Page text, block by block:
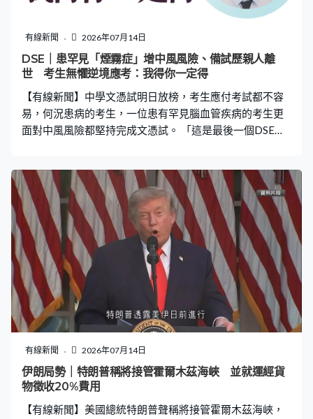
有線新聞 2026年07月14日
DSE｜患罕見「煙霧症」增中風風險、備試歷親人離
世 考生無懼逆境應考：我得你一定得
【有線新聞】中學文憑試明日放榜，考生應付考試都不容
易，何況患病的考生，一位患有罕見腦血管疾病的考生更
面對中風風險都堅持完成文憑試。 「這是最後一個DSE作
力過大隨時有機會誘發中風，應考文憑試對他而言是個沉
重負擔。 陳家浩：「這是一個發呆的腦，紅色是代表血
管，如果很大壓力，血管是不同粗幼。」視藝是家浩最拿
手的科目，每件作品都是他情緒出口。陳家浩：「不能做
運動，對學習有影響。有時候不記得事情，我不能預測自
己身體狀況，總是覺得很累，有時候會頭痛。」 周老師是
家浩的班主任，任教三年來一步步扶持他。班主任周紫
雯：「他很喜歡挑戰自己，對自己有要求，希望自己可以
做到。從我第一年做他的中文老師，只寫到百多字的文
章，到文憑試先不說成績如何，他是真的做到六百多字，
他是真的完成到。」 年初備試更經歷親人離世，家浩都一
一挺過去。陳家浩：「慢慢來，如果壓力很大，去做喜歡
的事。給自己太大壓力會對身心靈健康不好，我得你一定
有線新聞 2026年07月14日
伊朗局勢｜特朗普稱將接管霍爾木茲海峽 並就運經貨
物徵收20%費用
【有線新聞】美國總統特朗普聲稱將接管霍爾木茲海峽，